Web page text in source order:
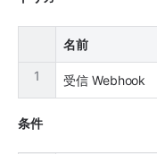
名前
1 受信 Webhook
条件